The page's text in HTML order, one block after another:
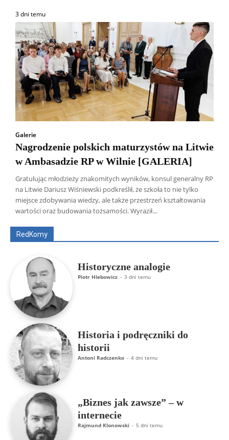
3 dni temu
Galerie
Nagrodzenie polskich maturzystów na Litwie
w Ambasadzie RP w Wilnie [GALERIA]
Gratulując młodzieży znakomitych wyników, konsul generalny RP
na Litwie Dariusz Wiśniewski podkreślił, że szkoła to nie tylko
miejsce zdobywania wiedzy, ale także przestrzeń kształtowania
wartości oraz budowania tożsamości. Wyraził...
RedKomy
Wszyscy Aleksander Borowik
Antoni Radczenko
Artur Płokszto
Grzegorz Górny
ks. Jarosław Wąsowicz SDB
Historyczne analogie
Piotr Hlebowicz - 3 dni temu
Historia i podręczniki do
historii
Antoni Radczenko - 4 dni temu
„Biznes jak zawsze” – w
internecie
Rajmund Klonowski - 5 dni temu